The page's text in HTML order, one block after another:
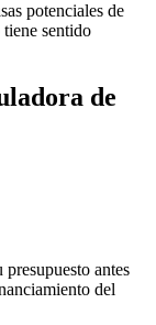
potenciales de
sentido
de
presupuesto antes
del